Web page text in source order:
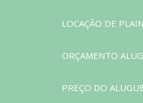
LOCAÇÃO DE
ORÇAMENTO
PREÇO DO